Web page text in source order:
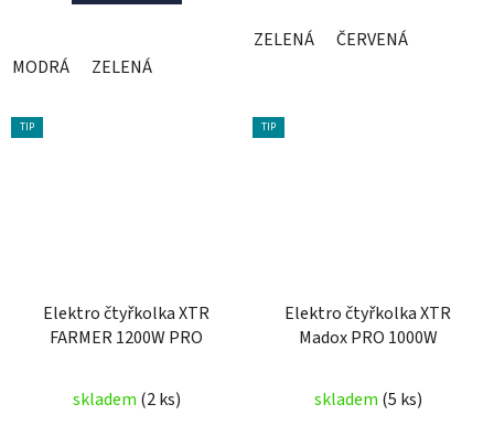
MODRÁ ZELENÁ
ZELENÁ ČERVENÁ
TIP
Elektro čtyřkolka XTR
FARMER 1200W PRO
skladem (2 ks)
TIP
Elektro čtyřkolka XTR
Madox PRO 1000W
skladem (5 ks)